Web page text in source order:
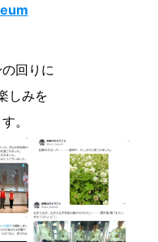
回りに
しみを
。